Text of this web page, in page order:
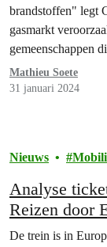
brandstoffen" legt
gasmarkt
gemeenschappen
gasimport.
Mathieu Soete
31 januari 2024
Nieuws
Analyse
Reizen door
zo duur als
De trein is in